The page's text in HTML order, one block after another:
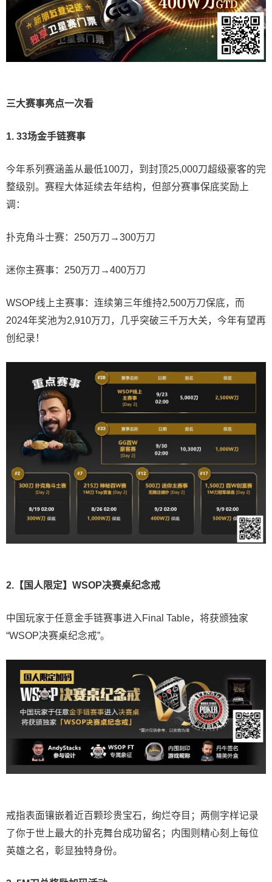
三大赛事亮点一次看
1. 33场金手链赛事
今年系列赛涵盖从最低100刀，到封顶25,000刀超级豪客的完
整级别。赛程大体延续去年结构，但部分赛事保底奖励上
调：
扑克角斗士赛：250万刀→300万刀
迷你主赛事：250万刀→400万刀
WSOP线上主赛事：连续第三年维持2,500万刀保底，而
2024年奖池为2,910万刀，几乎突破三千万大关，今年有望再
创纪录！
2.【国人限定】WSOP决赛桌纪念戒
中国玩家于任意金手链赛事进入Final Table，将获颁独家
“WSOP决赛桌纪念戒”。
戒指表面镶嵌着近百颗珍贵宝石，绚烂夺目；两侧字样记录
了你于世上最大的扑克舞台成功留名；内围则精心刻上每位
英雄之名，彰显独特身份。